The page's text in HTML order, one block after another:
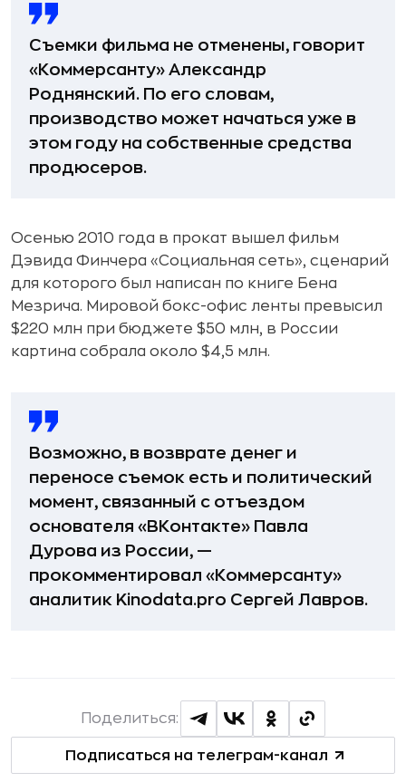
Съемки фильма не отменены, говорит
«Коммерсанту» Александр
Роднянский. По его словам,
производство может начаться уже в
этом году на собственные средства
продюсеров.
Осенью 2010 года в прокат вышел фильм
Дэвида Финчера «Социальная сеть», сценарий
для которого был написан по книге Бена
Мезрича. Мировой бокс-офис ленты превысил
$220 млн при бюджете $50 млн, в России
картина собрала около $4,5 млн.
Возможно, в возврате денег и
переносе съемок есть и политический
момент, связанный с отъездом
основателя «ВКонтакте» Павла
Дурова из России, —
прокомментировал «Коммерсанту»
аналитик Kinodata.pro Сергей Лавров.
Подписаться на телеграм-канал
Поделиться: